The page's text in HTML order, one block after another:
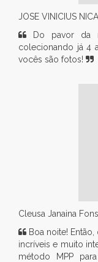
JOSE VINICIUS
Do pavor da
colecionando já 4
vocês são fotos!
Cleusa Janaina
Boa noite!
incríveis e muito
método MPP